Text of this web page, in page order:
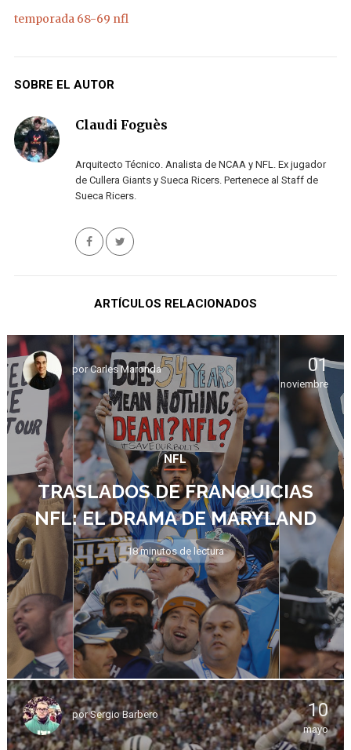
temporada 68-69 nfl
SOBRE EL AUTOR
Claudi Foguès
Arquitecto Técnico. Analista de NCAA y NFL. Ex jugador
de Cullera Giants y Sueca Ricers. Pertenece al Staff de
Sueca Ricers.
ARTÍCULOS RELACIONADOS
porCarles Maronda 01
noviembre
NFL
TRASLADOS DE FRANQUICIAS
NFL: EL DRAMA DE MARYLAND
18 minutos de lectura
porSergio Barbero 10
mayo